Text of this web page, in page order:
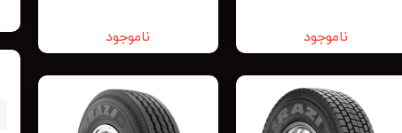
ناموجود ناموجود